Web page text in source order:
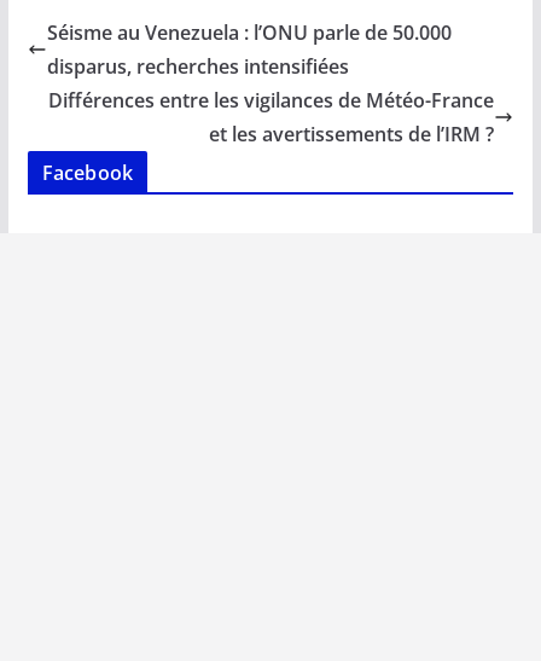
b
o
o
k
l s
A
p
p
e
dI
n
y
Li
n
k
g
Séisme au Venezuela : l’ONU parle de 50.000
disparus, recherches intensifiées
Différences entre les vigilances de Météo-France
et les avertissements de l’IRM ?
Facebook